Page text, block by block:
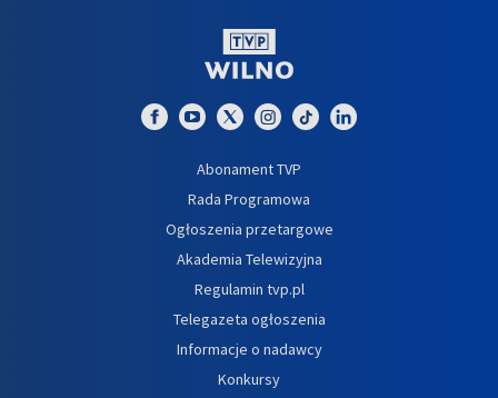
Abonament TVP
Rada Programowa
Ogłoszenia przetargowe
Akademia Telewizyjna
Regulamin tvp.pl
Telegazeta ogłoszenia
Informacje o nadawcy
Konkursy